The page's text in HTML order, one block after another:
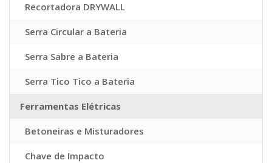
Recortadora DRYWALL
Serra Circular a Bateria
Serra Sabre a Bateria
Serra Tico Tico a Bateria
Ferramentas Elétricas
Betoneiras e Misturadores
Chave de Impacto